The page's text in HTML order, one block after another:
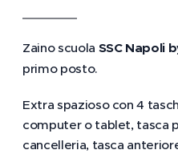
Zaino scuola SSC Napoli
primo posto.
Extra spazioso con 4
computer o tablet, tasca
cancelleria, tasca